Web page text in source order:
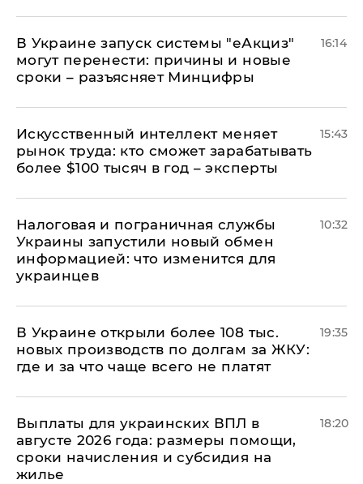
В Украине запуск системы "еАкциз"
могут перенести: причины и новые
сроки – разъясняет Минцифры
16:14
Искусственный интеллект меняет
рынок труда: кто сможет зарабатывать
более $100 тысяч в год – эксперты
15:43
Налоговая и пограничная службы
Украины запустили новый обмен
информацией: что изменится для
украинцев
10:32
В Украине открыли более 108 тыс.
новых производств по долгам за ЖКУ:
где и за что чаще всего не платят
19:35
Выплаты для украинских ВПЛ в
августе 2026 года: размеры помощи,
сроки начисления и субсидия на
жилье
18:20